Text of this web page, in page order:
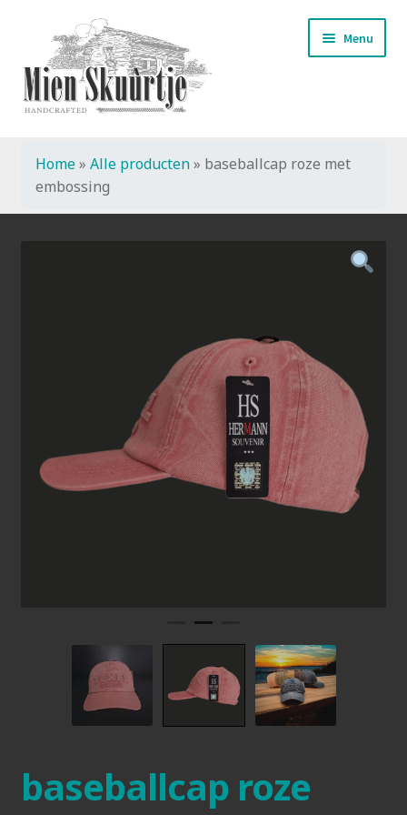
naar
navigatie
de
inhoud
Menu
Start
Handmade
Home» Alle producten» baseballcap roze met
embossing
baseballcap roze